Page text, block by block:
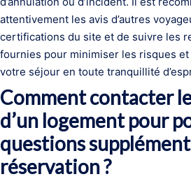
attentivement les avis d’autres
certifications du site et de suivre les
fournies pour minimiser les risques
votre séjour en toute tranquillité
Comment contacter
d’un logement pour
questions
réservation ?